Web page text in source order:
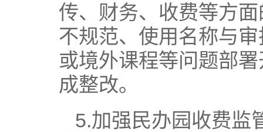
传、财务、收费等方
不规范、使用名称与
或境外课程等问题部
成整改。
5.加强民办园收费监